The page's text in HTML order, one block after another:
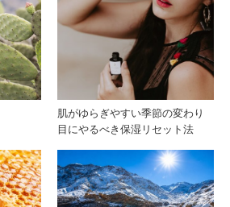
自分
を大
切に
こと
集で
紹介
たネ
クタ
肌がゆらぎやすい季節の変わり
目にやるべき保湿リセット法